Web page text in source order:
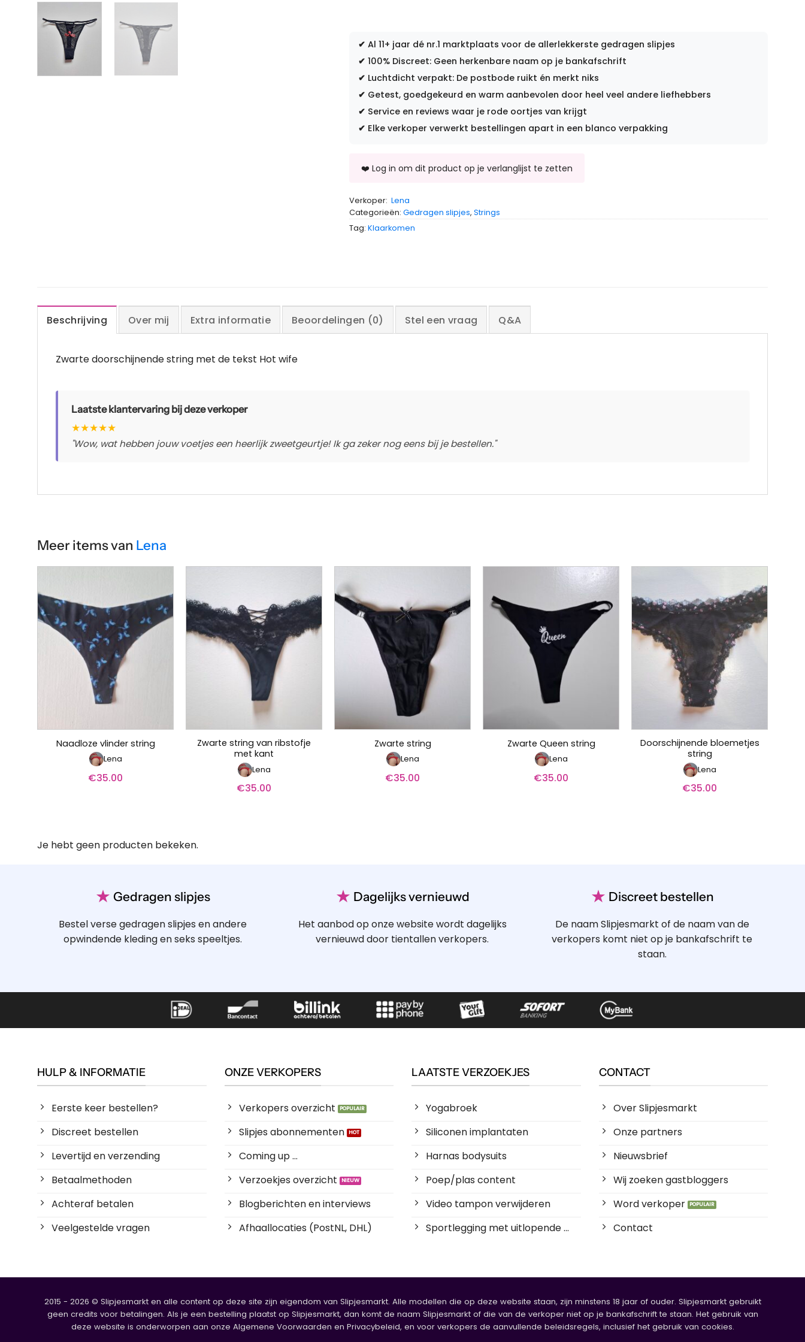
✔ Al 11+ jaar dé nr.1 marktplaats voor de allerlekkerste gedragen slipjes
✔ 100% Discreet: Geen herkenbare naam op je bankafschrift
✔ Luchtdicht verpakt: De postbode ruikt én merkt niks
✔ Getest, goedgekeurd en warm aanbevolen door heel veel andere liefhebbers
✔ Service en reviews waar je rode oortjes van krijgt
✔ Elke verkoper verwerkt bestellingen apart in een blanco verpakking
Verkoper: Lena
Categorieën: Gedragen slipjes, Strings
Tag: Klaarkomen
Beschrijving Over mij Extra informatie Beoordelingen (0) Stel een vraag Q&A
Zwarte doorschijnende string met de tekst Hot wife
Laatste klantervaring bij deze verkoper
★★★★★
"Wow, wat hebben jouw voetjes een heerlijk zweetgeurtje! Ik ga zeker nog eens bij je bestellen."
Meer items van Lena
Naadloze vlinder string
Lena
€35.00
Zwarte string van ribstofje
met kant
Lena
€35.00
Zwarte string
Lena
€35.00
Zwarte Queen string
Lena
€35.00
Doorschijnende bloemetjes
string
Lena
€35.00
Je hebt geen producten bekeken.
★ Gedragen slipjes
Bestel verse gedragen slipjes en andere
opwindende kleding en seks speeltjes.
★ Dagelijks vernieuwd
Het aanbod op onze website wordt dagelijks
vernieuwd door tientallen verkopers.
★ Discreet bestellen
De naam Slipjesmarkt of de naam van de
verkopers komt niet op je bankafschrift te
staan.
HULP & INFORMATIE
Eerste keer bestellen?
Discreet bestellen
Levertijd en verzending
Betaalmethoden
Achteraf betalen
Veelgestelde vragen
ONZE VERKOPERS
Verkopers overzicht
Slipjes abonnementen
Coming up ...
Verzoekjes overzicht
Blogberichten en interviews
Afhaallocaties (PostNL, DHL)
LAATSTE VERZOEKJES
Yogabroek
Siliconen implantaten
Harnas bodysuits
Poep/plas content
Video tampon verwijderen
Sportlegging met uitlopende ...
CONTACT
Over Slipjesmarkt
Onze partners
Nieuwsbrief
Wij zoeken gastbloggers
Word verkoper
Contact
2015 - 2026 © Slipjesmarkt en alle content op deze site zijn eigendom van Slipjesmarkt. Alle modellen die op deze website staan, zijn minstens 18 jaar of ouder. Slipjesmarkt gebruikt
geen credits voor betalingen. Als je een bestelling plaatst op Slipjesmarkt, dan komt de naam Slipjesmarkt of die van de verkoper niet op je bankafschrift te staan. Het gebruik van
deze website is onderworpen aan onze Algemene Voorwaarden en Privacybeleid, en voor verkopers de aanvullende beleidsregels, inclusief het gebruik van cookies.